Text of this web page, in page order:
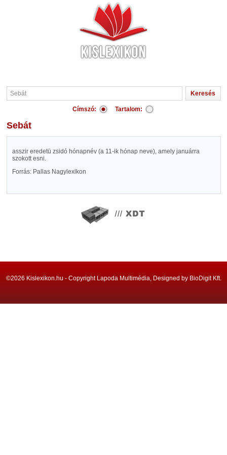
Címszó: Tartalom:
Sebát
asszir eredetü zsidó hónapnév (a 11-ik hónap neve), amely januárra
szokott esni.
Forrás: Pallas Nagylexikon
©2026 Kislexikon.hu - Copyright Lapoda Multimédia, Designed by BioDigit Kft.